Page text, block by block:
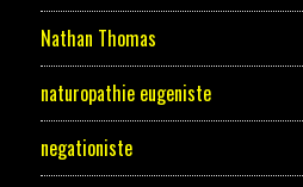
Nathan Thomas
naturopathie eugeniste
negationiste